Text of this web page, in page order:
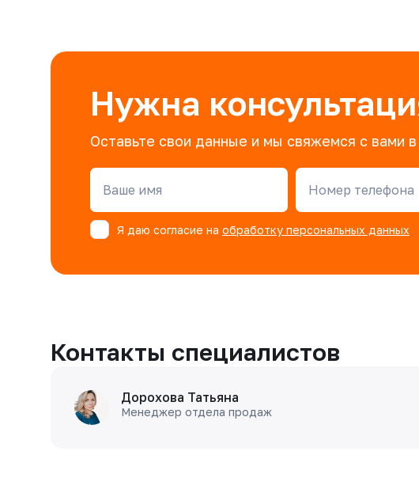
Нужна
Оставьте свои данные и мы свяжемся с вами
Ваше имя Номер телефона
Я даю согласие на обработку персональных данных
Контакты специалистов
Дорохова Татьяна
Менеджер отдела продаж